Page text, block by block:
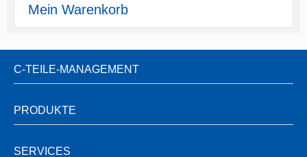
Mein Warenkorb
C-TEILE-MANAGEMENT
PRODUKTE
SERVICES